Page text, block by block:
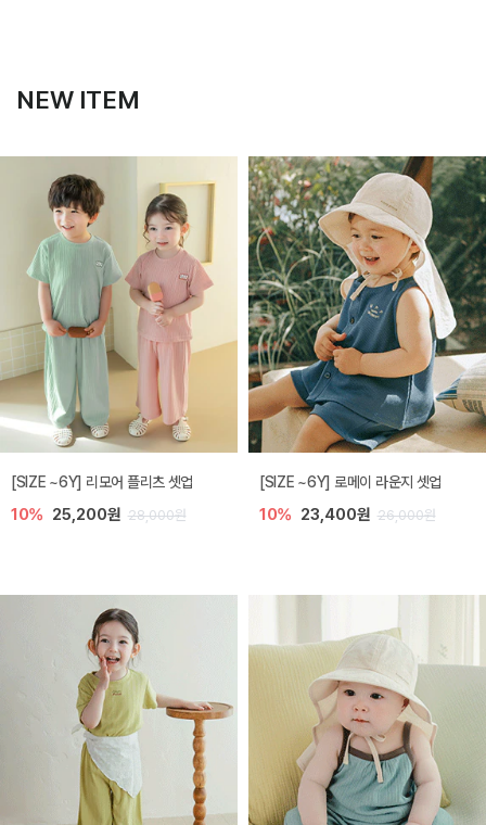
NEW ITEM
[SIZE ~6Y] 리모어 플리츠 셋업
10% 25,200원 28,000원
[SIZE ~6Y] 로메이 라운지 셋업
10% 23,400원 26,000원